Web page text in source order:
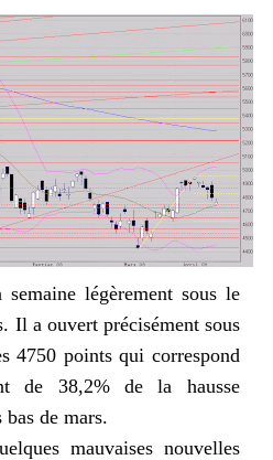
légèrement sous le
Il a ouvert précisément sous
4750 points qui correspond
de 38,2% de la hausse
de mars.
mauvaises nouvelles